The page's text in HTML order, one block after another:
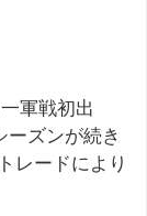
軍戦初出
ーズンが続き
レードにより